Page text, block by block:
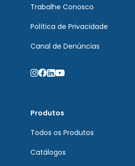
Trabalhe Conosco
Política de Privacidade
Canal de Denúncias
Produtos
Todos os Produtos
Catálogos